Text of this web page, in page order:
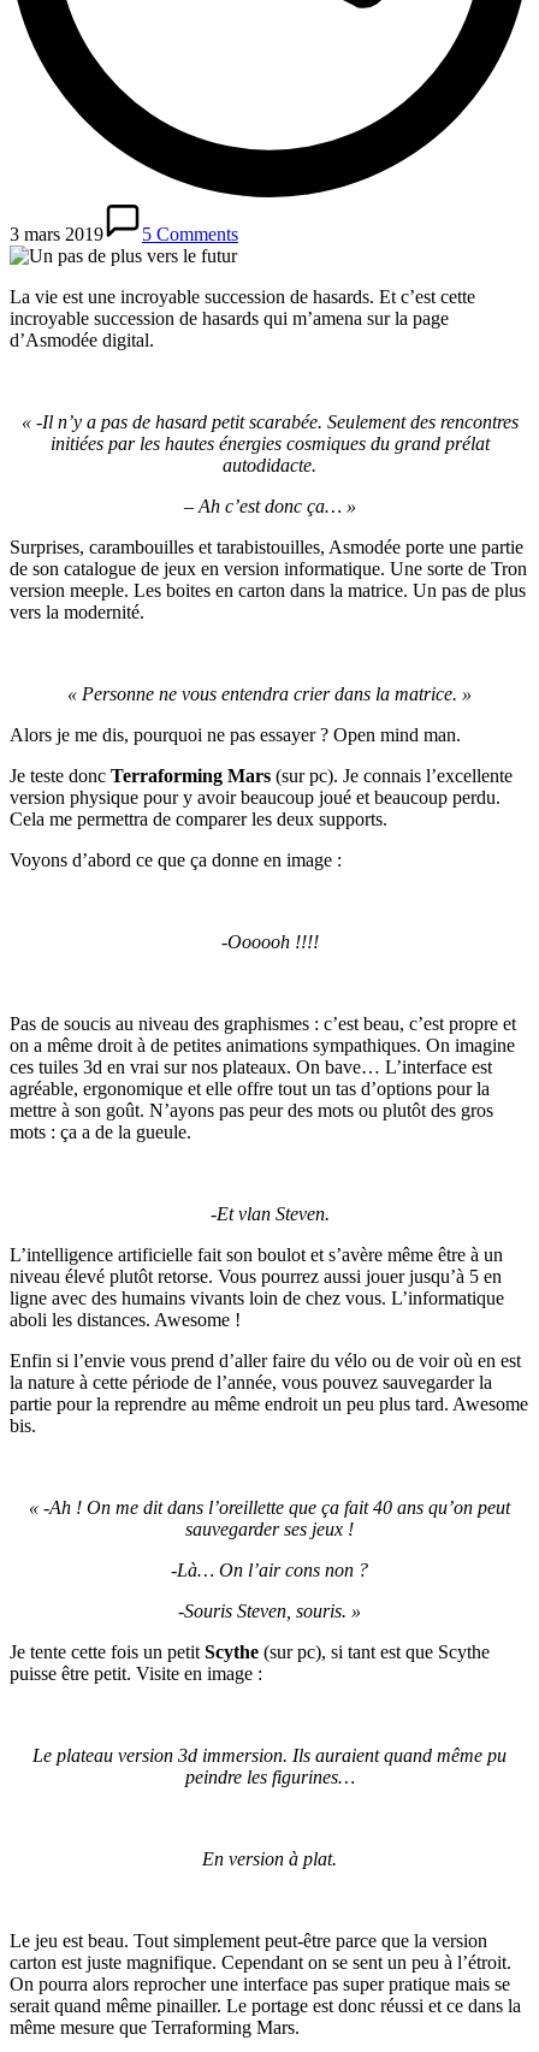
3 mars 2019 5 Comments
La vie est une incroyable succession de hasards. Et c’est cette
incroyable succession de hasards qui m’amena sur la page
d’Asmodée digital.
« -Il n’y a pas de hasard petit scarabée. Seulement des rencontres
initiées par les hautes énergies cosmiques du grand prélat
autodidacte.
– Ah c’est donc ça… »
Surprises, carambouilles et tarabistouilles, Asmodée porte une partie
de son catalogue de jeux en version informatique. Une sorte de Tron
version meeple. Les boites en carton dans la matrice. Un pas de plus
vers la modernité.
« Personne ne vous entendra crier dans la matrice. »
Alors je me dis, pourquoi ne pas essayer ? Open mind man.
Je teste donc Terraforming Mars (sur pc). Je connais l’excellente
version physique pour y avoir beaucoup joué et beaucoup perdu.
Cela me permettra de comparer les deux supports.
Voyons d’abord ce que ça donne en image :
-Oooooh !!!!
Pas de soucis au niveau des graphismes : c’est beau, c’est propre et
on a même droit à de petites animations sympathiques. On imagine
ces tuiles 3d en vrai sur nos plateaux. On bave… L’interface est
agréable, ergonomique et elle offre tout un tas d’options pour la
mettre à son goût. N’ayons pas peur des mots ou plutôt des gros
mots : ça a de la gueule.
-Et vlan Steven.
L’intelligence artificielle fait son boulot et s’avère même être à un
niveau élevé plutôt retorse. Vous pourrez aussi jouer jusqu’à 5 en
ligne avec des humains vivants loin de chez vous. L’informatique
aboli les distances. Awesome !
Enfin si l’envie vous prend d’aller faire du vélo ou de voir où en est
la nature à cette période de l’année, vous pouvez sauvegarder la
partie pour la reprendre au même endroit un peu plus tard. Awesome
bis.
« -Ah ! On me dit dans l’oreillette que ça fait 40 ans qu’on peut
sauvegarder ses jeux !
-Là… On l’air cons non ?
-Souris Steven, souris. »
Je tente cette fois un petit Scythe (sur pc), si tant est que Scythe
puisse être petit. Visite en image :
Le plateau version 3d immersion. Ils auraient quand même pu
peindre les figurines…
En version à plat.
Le jeu est beau. Tout simplement peut-être parce que la version
carton est juste magnifique. Cependant on se sent un peu à l’étroit.
On pourra alors reprocher une interface pas super pratique mais se
serait quand même pinailler. Le portage est donc réussi et ce dans la
même mesure que Terraforming Mars.